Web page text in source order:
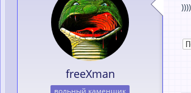
freeXman
вольный каменщик